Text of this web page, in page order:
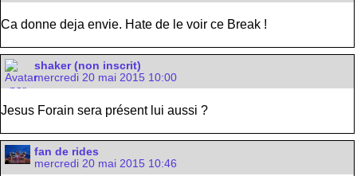
Ca donne deja envie. Hate de le voir ce Break !
shaker (non inscrit)
mercredi 20 mai 2015 10:00
Jesus Forain sera présent lui aussi ?
fan de rides
mercredi 20 mai 2015 10:46